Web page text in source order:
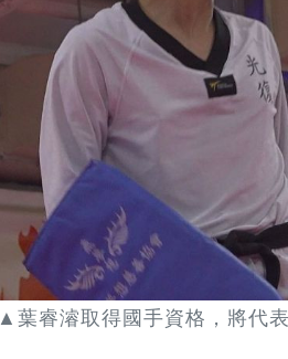
▲葉睿濬取得國手資格，將代